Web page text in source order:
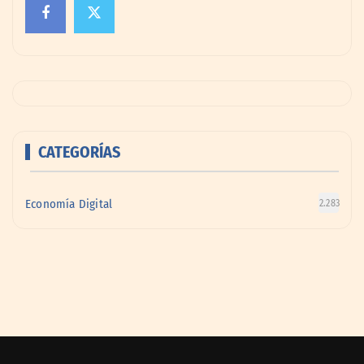
CATEGORÍAS
Economía Digital 2.283